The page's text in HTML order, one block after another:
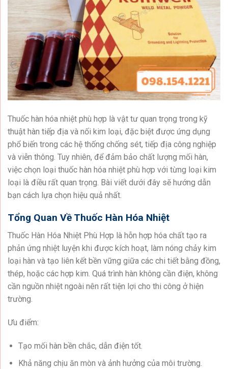
Thuốc hàn hóa nhiệt phù hợp là vật tư quan trọng trong kỹ
thuật hàn tiếp địa và nối kim loại, đặc biệt được ứng dụng
phổ biến trong các hệ thống chống sét, tiếp địa công nghiệp
và viễn thông. Tuy nhiên, để đảm bảo chất lượng mối hàn,
việc chọn loại thuốc hàn hóa nhiệt phù hợp với từng loại kim
loại là điều rất quan trọng. Bài viết dưới đây sẽ hướng dẫn
bạn cách lựa chọn hiệu quả nhất.
Tổng Quan Về Thuốc Hàn Hóa Nhiệt
Thuốc Hàn Hóa Nhiệt Phù Hợp là hỗn hợp hóa chất tạo ra
phản ứng nhiệt luyện khi được kích hoạt, làm nóng chảy kim
loại hàn và tạo liên kết bền vững giữa các chi tiết bằng đồng,
thép, hoặc các hợp kim. Quá trình hàn không cần điện, không
cần nguồn nhiệt ngoài nên rất tiện lợi cho thi công ở hiện
trường.
Ưu điểm:
Tạo mối hàn bền chắc, dẫn điện tốt.
Khả năng chịu ăn mòn và ảnh hưởng của môi trường.